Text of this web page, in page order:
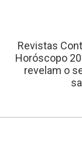
Revistas
Horóscopo
revelam o